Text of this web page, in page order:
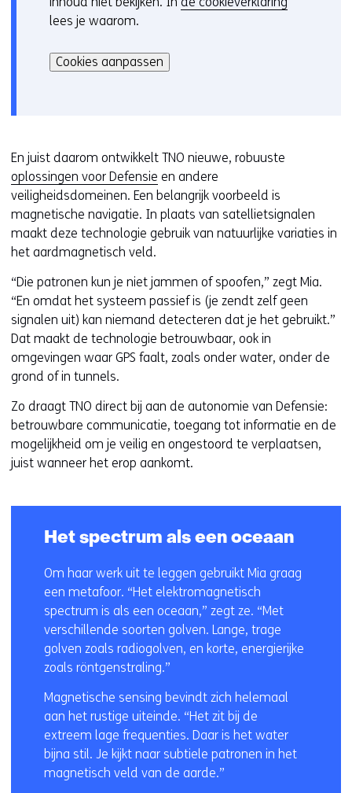
o
i
r
k
e
u
r
w
j
z
i
g
e
n
lees je waarom.
kan
het
op
deze
website
worden
toegestaan
of
Cookies aanpassen
En juist daarom ontwikkelt TNO nieuwe, robuuste
oplossingen voor Defensie en andere
veiligheidsdomeinen. Een belangrijk voorbeeld is
magnetische navigatie. In plaats van satellietsignalen
maakt deze technologie gebruik van natuurlijke variaties in
het aardmagnetisch veld.
“Die patronen kun je niet jammen of spoofen,” zegt Mia.
“En omdat het systeem passief is (je zendt zelf geen
signalen uit) kan niemand detecteren dat je het gebruikt.”
Dat maakt de technologie betrouwbaar, ook in
omgevingen waar GPS faalt, zoals onder water, onder de
grond of in tunnels.
Zo draagt TNO direct bij aan de autonomie van Defensie:
betrouwbare communicatie, toegang tot informatie en de
mogelijkheid om je veilig en ongestoord te verplaatsen,
juist wanneer het erop aankomt.
Het spectrum als een oceaan
Om haar werk uit te leggen gebruikt Mia graag
een metafoor. “Het elektromagnetisch
spectrum is als een oceaan,” zegt ze. “Met
verschillende soorten golven. Lange, trage
golven zoals radiogolven, en korte, energierijke
zoals röntgenstraling.”
Magnetische sensing bevindt zich helemaal
aan het rustige uiteinde. “Het zit bij de
extreem lage frequenties. Daar is het water
bijna stil. Je kijkt naar subtiele patronen in het
magnetisch veld van de aarde.”